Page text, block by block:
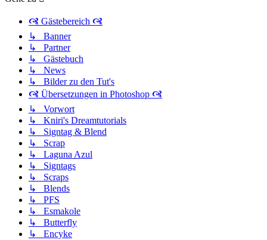
🙧 Gästebereich 🙧
↳ Banner
↳ Partner
↳ Gästebuch
↳ News
↳ Bilder zu den Tut's
🙧 Übersetzungen in Photoshop 🙧
↳ Vorwort
↳ Kniri's Dreamtutorials
↳ Signtag & Blend
↳ Scrap
↳ Laguna Azul
↳ Signtags
↳ Scraps
↳ Blends
↳ PFS
↳ Esmakole
↳ Butterfly
↳ Encyke